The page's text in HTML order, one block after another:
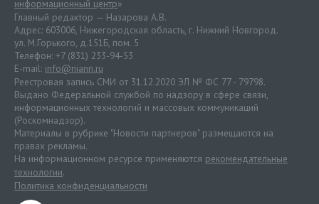
информационный центр»
Главный редактор — Назарова А.В.
Адрес: 603006, Нижегородская область, г. Нижний Новгород.
ул. М.Горького, д.151Б, пом. 5
Телефон: +7 (831) 233-94-53
E-mail: info@niann.ru
Реестровая запись СМИ от 31.12.2020 ЭЛ № ФС 77 - 79798.
Выдано Федеральной службой по надзору в сфере связи,
информационных технологий и массовых коммуникаций
(Роскомнадзор).
Материалы в рубрике "Новости партнеров" размещаются на
правах рекламы.
На информационном ресурсе применяются рекомендательные
технологии.
Политика конфиденциальности